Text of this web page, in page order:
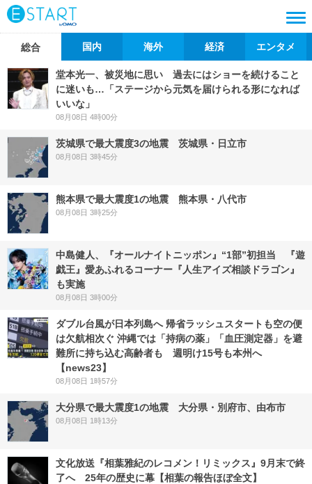
総合 国内 海外 経済 エンタメ
堂本光一、被災地に思い 過去にはショーを続けること
に迷いも…「ステージから元気を届けられる形になれば
いいな」
08月08日 4時00分
茨城県で最大震度3の地震 茨城県・日立市
08月08日 3時45分
熊本県で最大震度1の地震 熊本県・八代市
08月08日 3時25分
中島健人、『オールナイトニッポン』“1部”初担当 『遊
戯王』愛あふれるコーナー『人生アイズ相談ドラゴン』
も実施
08月08日 3時00分
ダブル台風が日本列島へ 帰省ラッシュスタートも空の便
は欠航相次ぐ 沖縄では「持病の薬」「血圧測定器」を避
難所に持ち込む高齢者も 週明け15号も本州へ
【news23】
08月08日 1時57分
大分県で最大震度1の地震 大分県・別府市、由布市
08月08日 1時13分
文化放送『相葉雅紀のレコメン！リミックス』9月末で終
了へ 25年の歴史に幕【相葉の報告ほぼ全文】